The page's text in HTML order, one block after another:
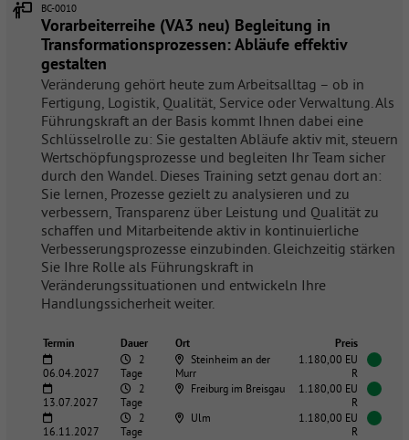
BC-0010
Vorarbeiterreihe (VA3 neu) Begleitung in
Transformationsprozessen: Abläufe effektiv
gestalten
Veränderung gehört heute zum Arbeitsalltag – ob in
Fertigung, Logistik, Qualität, Service oder Verwaltung. Als
Führungskraft an der Basis kommt Ihnen dabei eine
Schlüsselrolle zu: Sie gestalten Abläufe aktiv mit, steuern
Wertschöpfungsprozesse und begleiten Ihr Team sicher
durch den Wandel. Dieses Training setzt genau dort an:
Sie lernen, Prozesse gezielt zu analysieren und zu
verbessern, Transparenz über Leistung und Qualität zu
schaffen und Mitarbeitende aktiv in kontinuierliche
Verbesserungsprozesse einzubinden. Gleichzeitig stärken
Sie Ihre Rolle als Führungskraft in
Veränderungssituationen und entwickeln Ihre
Handlungssicherheit weiter.
Termin Dauer Ort Preis
06.04.2027
2
Tage
Steinheim an der
Murr
1.180,00 EU
R
13.07.2027
2
Tage
Freiburg im Breisgau
1.180,00 EU
R
16.11.2027
2
Tage
Ulm
1.180,00 EU
R